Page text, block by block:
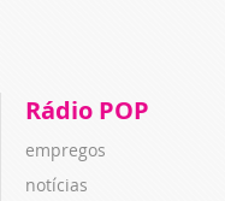
Rádio POP
empregos
notícias